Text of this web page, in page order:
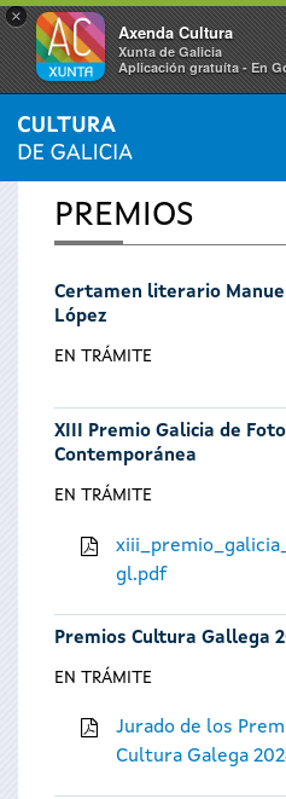
×
Axenda Cultura
Xunta de Galicia
Aplicación gratuíta - En
Se
encuentra
usted
aquí
INICIO
PREMIOS
Certamen literario
López
EN TRÁMITE
XIII Premio Galicia de
Contemporánea
EN TRÁMITE
gl.pdf
Premios Cultura Gallega
EN TRÁMITE
Jurado de los
Cultura Galega